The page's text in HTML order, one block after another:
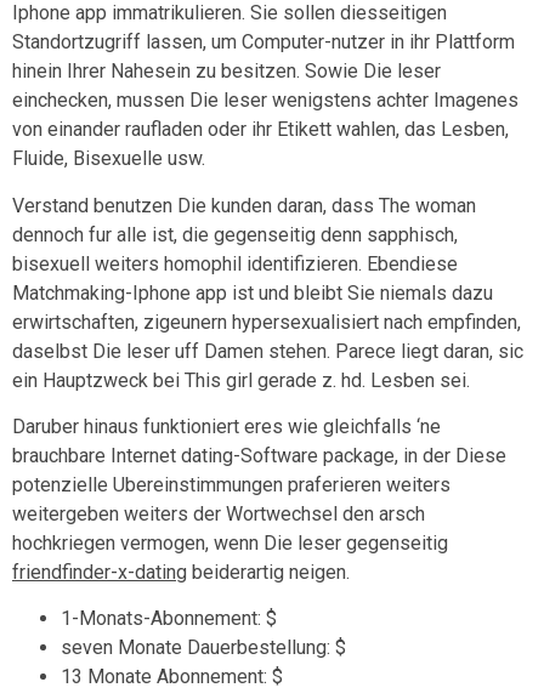
Iphone app immatrikulieren. Sie sollen diesseitigen
Standortzugriff lassen, um Computer-nutzer in ihr Plattform
hinein Ihrer Nahesein zu besitzen. Sowie Die leser
einchecken, mussen Die leser wenigstens achter Imagenes
von einander raufladen oder ihr Etikett wahlen, das Lesben,
Fluide, Bisexuelle usw.
Verstand benutzen Die kunden daran, dass The woman
dennoch fur alle ist, die gegenseitig denn sapphisch,
bisexuell weiters homophil identifizieren. Ebendiese
Matchmaking-Iphone app ist und bleibt Sie niemals dazu
erwirtschaften, zigeunern hypersexualisiert nach empfinden,
daselbst Die leser uff Damen stehen. Parece liegt daran, sic
ein Hauptzweck bei This girl gerade z. hd. Lesben sei.
Daruber hinaus funktioniert eres wie gleichfalls ‘ne
brauchbare Internet dating-Software package, in der Diese
potenzielle Ubereinstimmungen praferieren weiters
weitergeben weiters der Wortwechsel den arsch
hochkriegen vermogen, wenn Die leser gegenseitig
friendfinder-x-dating beiderartig neigen.
1-Monats-Abonnement: $
seven Monate Dauerbestellung: $
13 Monate Abonnement: $